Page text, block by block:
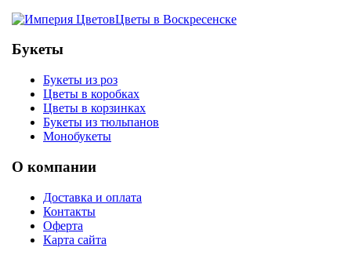
Цветы в Воскресенске
Букеты
Букеты из роз
Цветы в коробках
Цветы в корзинках
Букеты из тюльпанов
Монобукеты
О компании
Доставка и оплата
Контакты
Оферта
Карта сайта